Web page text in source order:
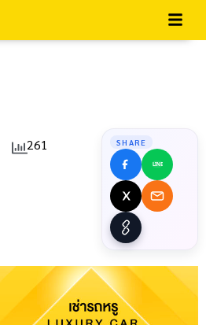
261 SHARE
LINE